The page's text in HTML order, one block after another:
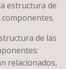
estructura de
de las
relacionados,